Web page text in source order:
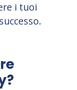
i tuoi